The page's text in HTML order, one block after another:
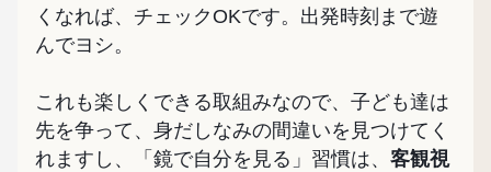
くなれば、チェックOKです。出発時刻まで遊
んでヨシ。
これも楽しくできる取組みなので、子ども達は
先を争って、身だしなみの間違いを見つけてく
れますし、「鏡で自分を見る」習慣は、 客観視